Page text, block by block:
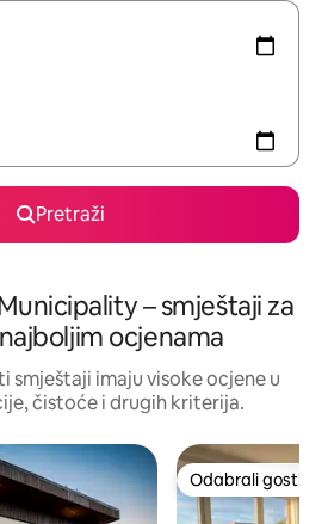
Pretraži
– smještaji za
ocjenama
smještaji imaju visoke ocjene u
čistoće i drugih kriterija.
Odabrali gosti
Odabrali gosti